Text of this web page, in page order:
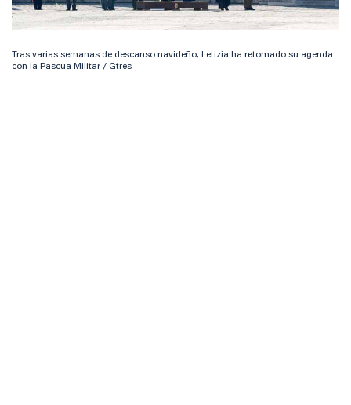
Tras varias semanas de descanso navideño, Letizia ha retomado su agenda
con la Pascua Militar / Gtres